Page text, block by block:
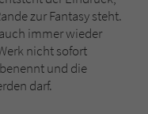
zur Fantasy steht.
immer wieder
nicht sofort
und die
darf.